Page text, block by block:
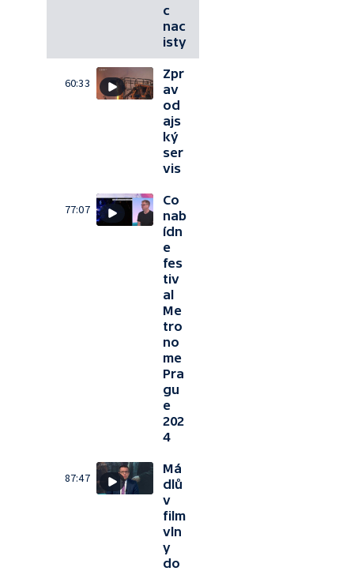
c
nac
isty
60:33
Zpr
av
od
ajs
ký
ser
vis
77:07
Co
nab
ídn
e
fes
tiv
al
Me
tro
no
me
Pra
gu
e
202
4
87:47
Má
dlů
v
film
vln
y
do